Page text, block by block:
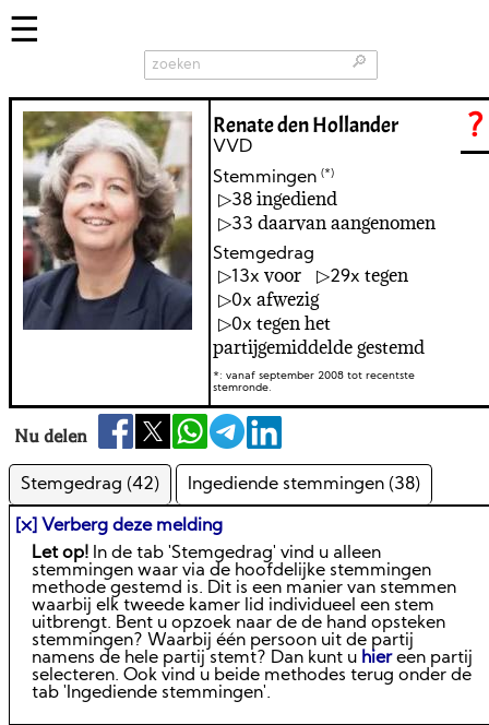
🔎
?
Renate den Hollander
VVD
Stemmingen (*)
38 ingediend
33 daarvan aangenomen
Stemgedrag
13
voor 29 tegen
0 afwezig
0
tegen het
partijgemiddelde gestemd
*: vanaf september 2008 tot recentste
stemronde.
Nu delen
Stemgedrag (42) Ingediende stemmingen (38)
[⛌] Verberg deze melding
Let op! In de tab 'Stemgedrag' vind u alleen
stemmingen waar via de hoofdelijke stemmingen
methode gestemd is. Dit is een manier van stemmen
waarbij elk tweede kamer lid individueel een stem
uitbrengt. Bent u opzoek naar de de hand opsteken
stemmingen? Waarbij één persoon uit de partij
namens de hele partij stemt? Dan kunt u hiereen partij
selecteren. Ook vind u beide methodes terug onder de
tab 'Ingediende stemmingen'.